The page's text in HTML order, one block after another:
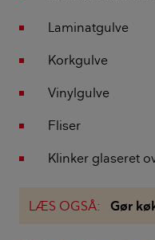
Laminatgulve
Korkgulve
Vinylgulve
Fliser
Klinker glaseret
LÆS OGSÅ: Gør